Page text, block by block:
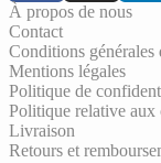
À propos de nous
Contact
Conditions générales
Mentions légales
Politique de
Politique relative aux
Livraison
Retours et